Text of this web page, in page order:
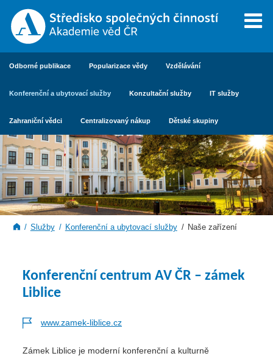
Odborné publikace Popularizace vědy Vzdělávání
Konferenční a ubytovací služby Konzultační služby IT služby
Zahraniční vědci Centralizovaný nákup Dětské skupiny
Služby Konferenční a ubytovací služby Naše zařízení
Konferenční centrum AV ČR – zámek
Liblice
www.zamek-liblice.cz
Zámek Liblice je moderní konferenční a kulturně